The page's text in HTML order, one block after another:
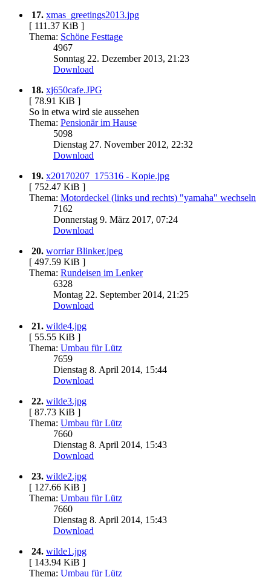
17. xmas_greetings2013.jpg
[ 111.37 KiB ]
Thema: Schöne Festtage
4967
Sonntag 22. Dezember 2013, 21:23
Download
18. xj650cafe.JPG
[ 78.91 KiB ]
So in etwa wird sie aussehen
Thema: Pensionär im Hause
5098
Dienstag 27. November 2012, 22:32
Download
19. x20170207_175316 - Kopie.jpg
[ 752.47 KiB ]
Thema: Motordeckel (links und rechts) "yamaha" wechseln
7162
Donnerstag 9. März 2017, 07:24
Download
20. worriar Blinker.jpeg
[ 497.59 KiB ]
Thema: Rundeisen im Lenker
6328
Montag 22. September 2014, 21:25
Download
21. wilde4.jpg
[ 55.55 KiB ]
Thema: Umbau für Lütz
7659
Dienstag 8. April 2014, 15:44
Download
22. wilde3.jpg
[ 87.73 KiB ]
Thema: Umbau für Lütz
7660
Dienstag 8. April 2014, 15:43
Download
23. wilde2.jpg
[ 127.66 KiB ]
Thema: Umbau für Lütz
7660
Dienstag 8. April 2014, 15:43
Download
24. wilde1.jpg
[ 143.94 KiB ]
Thema: Umbau für Lütz